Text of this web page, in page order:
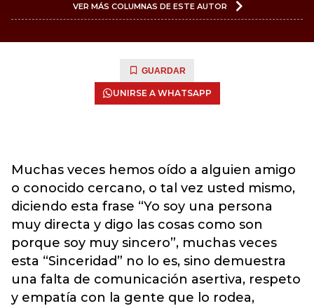
VER MÁS COLUMNAS DE ESTE AUTOR
GUARDAR
UNIRSE A WHATSAPP
Muchas veces hemos oído a alguien amigo
o conocido cercano, o tal vez usted mismo,
diciendo esta frase “Yo soy una persona
muy directa y digo las cosas como son
porque soy muy sincero”, muchas veces
esta “Sinceridad” no lo es, sino demuestra
una falta de comunicación asertiva, respeto
y empatía con la gente que lo rodea,